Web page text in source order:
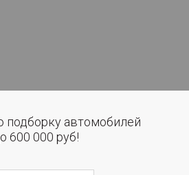
подборку автомобилей
600 000 руб!